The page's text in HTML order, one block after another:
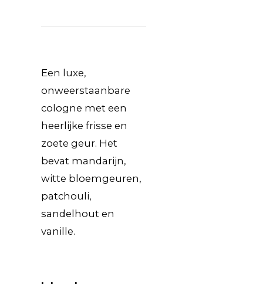
Een luxe,
onweerstaanbare
cologne met een
heerlijke frisse en
zoete geur. Het
bevat mandarijn,
witte bloemgeuren,
patchouli,
sandelhout en
vanille.